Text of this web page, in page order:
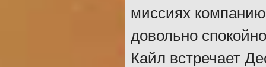
миссиях
довольно
Кайл встречает